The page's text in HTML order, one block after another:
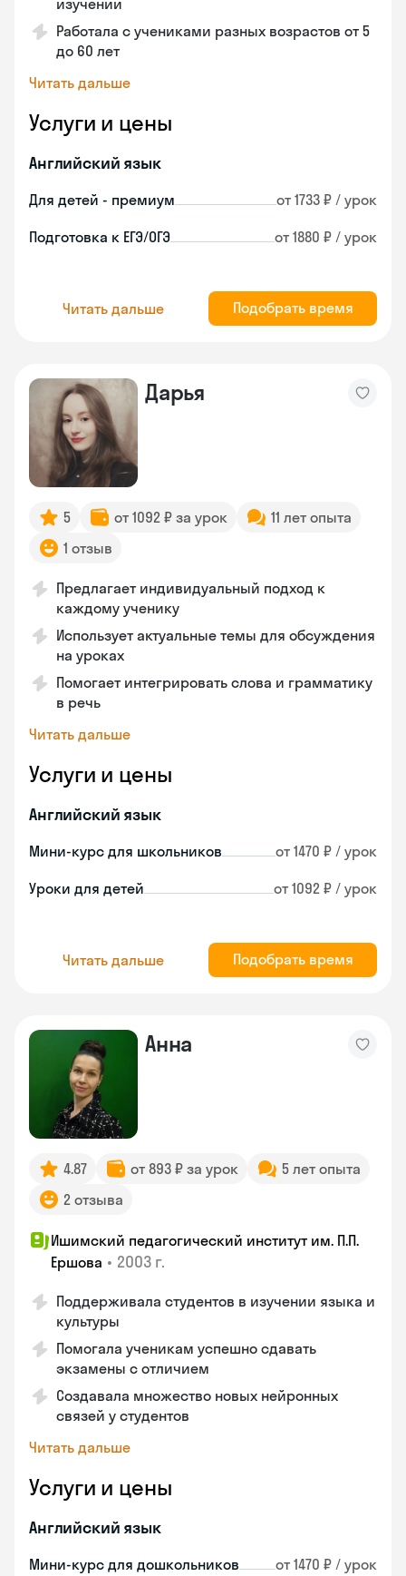
изучении
Работала с учениками разных возрастов от 5
до 60 лет
Читать дальше
Услуги и цены
Английский язык
Для детей - премиум от 1733 ₽ / урок
Подготовка к ЕГЭ/ОГЭ от 1880 ₽ / урок
Читать дальше Подобрать время
Дарья
5 от 1092 ₽ за урок
11 лет опыта
1 отзыв
Предлагает индивидуальный подход к
каждому ученику
Использует актуальные темы для обсуждения
на уроках
Помогает интегрировать слова и грамматику
в речь
Читать дальше
Услуги и цены
Английский язык
Мини-курс для школьников от 1470 ₽ / урок
Уроки для детей от 1092 ₽ / урок
Читать дальше Подобрать время
Анна
4.87 от 893 ₽ за урок
5 лет опыта
2 отзыва
Ишимский педагогический институт им. П.П.
Ершова • 2003 г.
Поддерживала студентов в изучении языка и
культуры
Помогала ученикам успешно сдавать
экзамены с отличием
Создавала множество новых нейронных
связей у студентов
Читать дальше
Услуги и цены
Английский язык
Мини-курс для дошкольников от 1470 ₽ / урок